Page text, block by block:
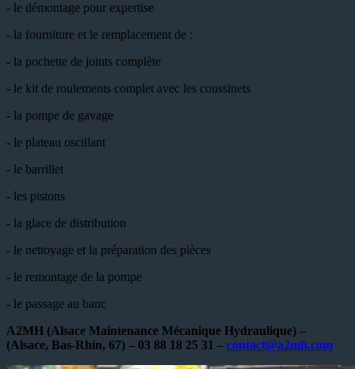
- le démontage pour expertise
- la fourniture et le remplacement de :
- la pochette de joints complète
- le kit de roulements complet avec les coussinets
- la pompe de gavage
- le plateau oscillant
- le barrillet
- les pistons
- la glace de distribution
- le nettoyage et la préparation des pièces
- le remontage de la pompe
- le passage au banc
A2MH (Alsace Maintenance Mécanique Hydraulique) –
(Alsace, Bas-Rhin, 67) – 03 88 18 25 31 – contact@a2mh.com